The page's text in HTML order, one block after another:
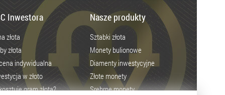
Inwestora
złota
złota
indywidualna
w złoto
gram złota?
Nasze produkty
Sztabki złota
Monety bulionowe
Diamenty inwestycyjne
Złote monety
Srebrne monety